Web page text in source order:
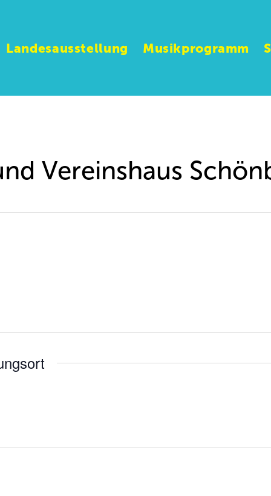
Landesausstellung Musikprogramm
Vereinshaus